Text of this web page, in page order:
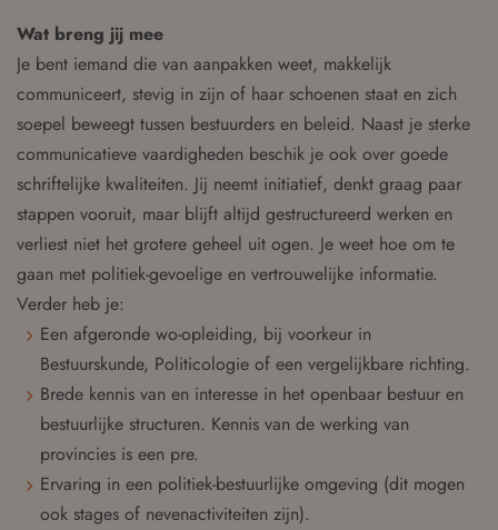
Wat breng jij mee
Je bent iemand die van aanpakken weet, makkelijk
communiceert, stevig in zijn of haar schoenen staat en zich
soepel beweegt tussen bestuurders en beleid. Naast je sterke
communicatieve vaardigheden beschik je ook over goede
schriftelijke kwaliteiten. Jij neemt initiatief, denkt graag paar
stappen vooruit, maar blijft altijd gestructureerd werken en
verliest niet het grotere geheel uit ogen. Je weet hoe om te
gaan met politiek-gevoelige en vertrouwelijke informatie.
Verder heb je:
Een afgeronde wo-opleiding, bij voorkeur in
Bestuurskunde, Politicologie of een vergelijkbare richting.
Brede kennis van en interesse in het openbaar bestuur en
bestuurlijke structuren. Kennis van de werking van
provincies is een pre.
Ervaring in een politiek-bestuurlijke omgeving (dit mogen
ook stages of nevenactiviteiten zijn).